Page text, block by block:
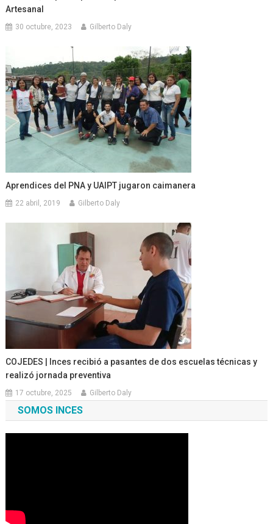
Artesanal
30 octubre, 2023 Gilberto Daly
Aprendices del PNA y UAIPT jugaron caimanera
22 abril, 2019 Gilberto Daly
COJEDES | Inces recibió a pasantes de dos escuelas técnicas y
realizó jornada preventiva
17 octubre, 2025 Gilberto Daly
SOMOS INCES